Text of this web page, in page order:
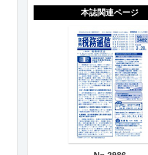
本誌関連ページ